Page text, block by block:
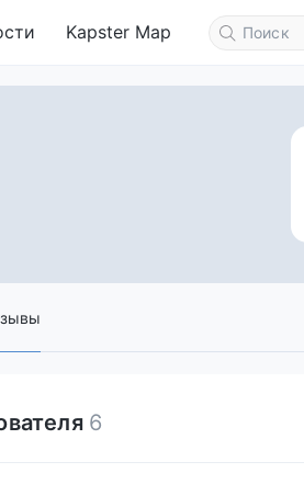
Kapster Map
6